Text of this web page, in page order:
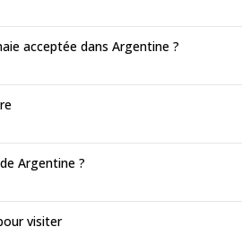
acceptée dans Argentine ?
Argentine ?
visiter